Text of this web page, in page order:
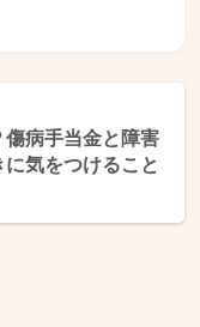
病手当金と障害
気をつけること